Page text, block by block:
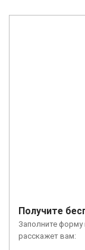
Получите
Заполните форму
расскажет вам: